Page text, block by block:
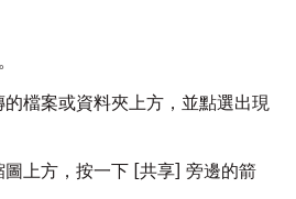
檔案或資料夾上方，並點選出現
上方，按一下 [共享] 旁邊的箭